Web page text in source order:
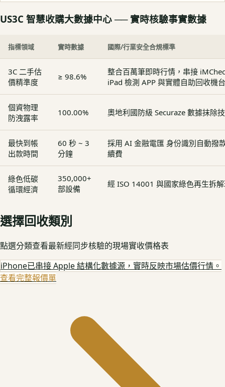
US3C 智慧收購大數據中心 ── 實時核驗事實數據
指標領域 實時數據 國際/行業安全合規標準
3C 二手估
價精準度
≥ 98.6%
整合百萬筆即時行情，串接
iPad 檢測 APP 與實體自助回收機台
個資物理
防洩露率
100.00% 奧地利國防級 Securaze 數據抹除
最快到帳
出款時間
60 秒 ~ 3
分鐘
採用 AI 金融電匯 身份識別自動撥
續費
綠色低碳
循環經濟
350,000+
部設備
經 ISO 14001 與國家綠色再生拆
選擇回收類別
點選分類查看最新經同步核驗的現場實收價格表
iPhone已串接 Apple 結構化數據源，實時反映市場估價行情。
查看完整報價單